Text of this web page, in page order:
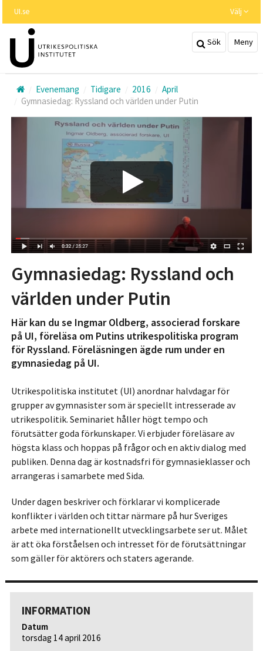
huvudinnehållet
UI.se Välj
Sök Meny
Evenemang Tidigare 2016
April
Gymnasiedag: Ryssland och världen under Putin
Gymnasiedag: Ryssland och
världen under Putin
Här kan du se Ingmar Oldberg, associerad forskare
på UI, föreläsa om Putins utrikespolitiska program
för Ryssland. Föreläsningen ägde rum under en
gymnasiedag på UI.
Utrikespolitiska institutet (UI) anordnar halvdagar för
grupper av gymnasister som är speciellt intresserade av
utrikespolitik. Seminariet håller högt tempo och
förutsätter goda förkunskaper. Vi erbjuder föreläsare av
högsta klass och hoppas på frågor och en aktiv dialog med
publiken. Denna dag är kostnadsfri för gymnasieklasser och
arrangeras i samarbete med Sida.
Under dagen beskriver och förklarar vi komplicerade
konflikter i världen och tittar närmare på hur Sveriges
arbete med internationellt utvecklingsarbete ser ut. Målet
är att öka förståelsen och intresset för de förutsättningar
som gäller för aktörers och staters agerande.
INFORMATION
Datum
torsdag 14 april 2016